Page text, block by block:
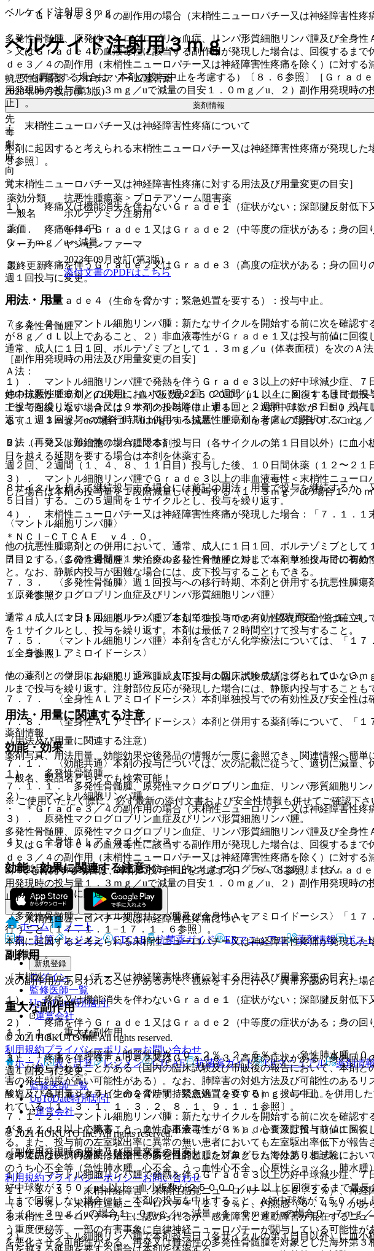
・ ＊Ｇｒａｄｅ３／４の副作用の場合（末梢性ニューロパチー又は神経障害性疼
多発性骨髄腫、原発性マクログロブリン血症、リンパ形質細胞リンパ腫及び全身
＞又はＧｒａｄｅ４の血液毒性に該当する副作用が発現した場合は、回復するま
ｄｅ３／４の副作用（末梢性ニューロパチー又は神経障害性疼痛を除く）に対す
u）でも再発する場合は、本剤の投与中止を考慮する）〔８．６参照〕［Ｇｒａ
用発現時の投与量１．３ｍｇ／uで減量の目安１．０ｍｇ／u、２）副作用発現時
止］。
・ 末梢性ニューロパチー又は神経障害性疼痛について
本剤に起因すると考えられる末梢性ニューロパチー又は神経障害性疼痛が発現し
３参照〕。
［末梢性ニューロパチー又は神経障害性疼痛に対する用法及び用量変更の目安］
１）． 疼痛又は機能消失を伴わないＧｒａｄｅ１（症状がない；深部腱反射低下
２）． 疼痛を伴うＧｒａｄｅ１又はＧｒａｄｅ２（中等度の症状がある；身の
０．７ｍｇ／uへ減量。
３）． 疼痛を伴うＧｒａｄｅ２又はＧｒａｄｅ３（高度の症状がある；身の回
週１回投与に変更。
４）． Ｇｒａｄｅ４（生命を脅かす；緊急処置を要する）：投与中止。
７．１．２． マントル細胞リンパ腫：新たなサイクルを開始する前に次を確認
が８ｇ／ｄＬ以上であること、２）非血液毒性がＧｒａｄｅ１又は投与前値に回復
［副作用発現時の用法及び用量変更の目安］
１）． マントル細胞リンパ腫で発熱を伴うＧｒａｄｅ３以上の好中球減少症、
好中球数が７５０／μＬ以上、血小板数が２５０００／μＬ以上に回復するまで最
上まで回復しない場合には、本剤の投与を中止すること、A好中球数が７５０／μ
る（１．３ｍｇ／uの場合１．０ｍｇ／uへ減量、１．０ｍｇ／uの場合０．７ｍｇ／
２）． マントル細胞リンパ腫で本剤投与日（各サイクルの第１日目以外）に血
日を越える延期を要する場合は本剤を休薬する。
３）． マントル細胞リンパ腫でＧｒａｄｅ３以上の非血液毒性＜末梢性ニュー
した場合は本剤の投与量を１段階減量して投与する（１．３ｍｇ／uの場合１．０
４）． 末梢性ニューロパチー又は神経障害性疼痛が発現した場合：「７．１．１
＊ＮＣＩ−ＣＴＣＡＥ ｖ４．０。
７．２． 〈多発性骨髄腫〉未治療の多発性骨髄腫に対し、本剤単独投与での有効
７．３． 〈多発性骨髄腫〉週１回投与への移行時期、本剤と併用する抗悪性腫
１．４参照〕。
７．４． 〈マントル細胞リンパ腫〉本剤単独投与での有効性及び安全性は確立し
７．５． 〈マントル細胞リンパ腫〉本剤を含むがん化学療法については、「１
１．５参照〕。
７．６． 〈マントル細胞リンパ腫〉皮下投与の臨床試験成績は得られていない。
７．７． 〈全身性ＡＬアミロイドーシス〉本剤単独投与での有効性及び安全性は
７．８． 〈全身性ＡＬアミロイドーシス〉本剤と併用する薬剤等について、「１
効能・効果
１）． 多発性骨髄腫。
２）． マントル細胞リンパ腫。
３）． 原発性マクログロブリン血症及びリンパ形質細胞リンパ腫。
４）． 全身性ＡＬアミロイドーシス。
効能・効果に関連する注意
（効能又は効果に関連する注意）
〈多発性骨髄腫、マントル細胞リンパ腫及び全身性ＡＬアミロイドーシス〉「１
行うこと〔１７．１．１−１７．１．６参照〕。
副作用
次の副作用があらわれることがあるので、観察を十分に行い、異常が認められた場
重大な副作用
１１．１． 重大な副作用
１１．１．１． 肺障害：間質性肺炎（０．２％、２．５％＊）、急性肺水腫（
＊）があらわれることがある（国内の臨床試験及び市販後の報告において、本剤
害の発生頻度が高い可能性がある）。なお、肺障害の対処方法及び可能性のある
酸塩及び高用量シタラビンの２４時間持続点滴（２０００ｍｇ／u／日）を併用し
れている〔１．３．１、１．３．２、８．１、９．１．１参照〕。
１１．１．２． 心障害：うっ血性心不全（１．３％）、心嚢液貯留（０．１％
る。また、投与前の左室駆出率に異常の無い患者においても左室駆出率低下が報
なっていない。再発又は難治性の多発性骨髄腫を対象とした海外第３相試験にお
のうち心不全等（急性肺水腫、心不全、うっ血性心不全、心原性ショック、肺水
１１．１．３． 末梢神経障害：末梢性感覚ニューロパチー（２８．２％）、神
（３．６％）、末梢性運動ニューロパチー（２．３％）、灼熱感（０．４％）が
る末梢性ニューロパチーが主に認められるが、感覚障害と運動障害が混在するニ
う重度便秘等、一部の有害事象に自律神経ニューロパチーが関与している可能性
を悪化させる可能性がある。再発又は難治性の多発性骨髄腫を対象とした海外第
ベルケイド注射用３ｍｇ
ベルケイド注射用３ｍｇ
抗悪性腫瘍薬 > プロテアソーム阻害薬
2023年09月改訂(第3版)
薬剤情報
先
毒
劇
麻
向
覚
薬効分類
抗悪性腫瘍薬 > プロテアソーム阻害薬
一般名
ボルテゾミブ注射用
薬価
66114円
メーカー
ヤンセンファーマ
最終更新
2023年09月改訂(第3版)
添付文書のPDFはこちら
用法・用量
〈多発性骨髄腫〉
通常、成人に１日１回、ボルテゾミブとして１．３ｍｇ／u（体表面積）を次のＡ
Ａ法：
他の抗悪性腫瘍剤との併用において、週２回、２週間（１、４、８、１１日目）
で投与を繰り返す。３又は９サイクル以降は、週１回、２週間（１、８日目）投
返す。週１回投与への移行時期は併用する抗悪性腫瘍剤を考慮して選択すること。
Ｂ法（再発又は難治性の場合に限る）：
週２回、２週間（１、４、８、１１日目）投与した後、１０日間休薬（１２〜２１
８サイクルを超えて継続投与する場合には前記の用法・用量で投与を継続するか
５日目）する。この５週間を１サイクルとし、投与を繰り返す。
〈マントル細胞リンパ腫〉
他の抗悪性腫瘍剤との併用において、通常、成人に１日１回、ボルテゾミブとし
日目）する。この３週間を１サイクルとし、６サイクルまで（６サイクル目に初
と。なお、静脈内投与が困難な場合には、皮下投与することもできる。
〈原発性マクログロブリン血症及びリンパ形質細胞リンパ腫〉
通常、成人に１日１回、ボルテゾミブとして１．３ｍｇ／u（体表面積）を１、４
を１サイクルとし、投与を繰り返す。本剤は最低７２時間空けて投与すること。
〈全身性ＡＬアミロイドーシス〉
他の薬剤との併用において、通常、成人に１日１回、ボルテゾミブとして１．３
ルまで投与を繰り返す。注射部位反応が発現した場合には、静脈内投与することも
用法・用量に関連する注意
（用法及び用量に関連する注意）
７．１． 〈効能共通〉本剤の投与については、次の記載に従って、適切に減量、
７．１．１． 多発性骨髄腫、原発性マクログロブリン血症、リンパ形質細胞リン
・ ＊Ｇｒａｄｅ３／４の副作用の場合（末梢性ニューロパチー又は神経障害性疼
多発性骨髄腫、原発性マクログロブリン血症、リンパ形質細胞リンパ腫及び全身
＞又はＧｒａｄｅ４の血液毒性に該当する副作用が発現した場合は、回復するま
ｄｅ３／４の副作用（末梢性ニューロパチー又は神経障害性疼痛を除く）に対す
u）でも再発する場合は、本剤の投与中止を考慮する）〔８．６参照〕［Ｇｒａ
用発現時の投与量１．３ｍｇ／uで減量の目安１．０ｍｇ／u、２）副作用発現時
止］。
・ 末梢性ニューロパチー又は神経障害性疼痛について
本剤に起因すると考えられる末梢性ニューロパチー又は神経障害性疼痛が発現し
３参照〕。
［末梢性ニューロパチー又は神経障害性疼痛に対する用法及び用量変更の目安］
１）． 疼痛又は機能消失を伴わないＧｒａｄｅ１（症状がない；深部腱反射低下
２）． 疼痛を伴うＧｒａｄｅ１又はＧｒａｄｅ２（中等度の症状がある；身の
０．７ｍｇ／uへ減量。
３）． 疼痛を伴うＧｒａｄｅ２又はＧｒａｄｅ３（高度の症状がある；身の回
週１回投与に変更。
４）． Ｇｒａｄｅ４（生命を脅かす；緊急処置を要する）：投与中止。
７．１．２． マントル細胞リンパ腫：新たなサイクルを開始する前に次を確認
が８ｇ／ｄＬ以上であること、２）非血液毒性がＧｒａｄｅ１又は投与前値に回復
［副作用発現時の用法及び用量変更の目安］
１）． マントル細胞リンパ腫で発熱を伴うＧｒａｄｅ３以上の好中球減少症、７
好中球数が７５０／μＬ以上、血小板数が２５０００／μＬ以上に回復するまで最
上まで回復しない場合には、本剤の投与を中止すること、A好中球数が７５０／
る（１．３ｍｇ／uの場合１．０ｍｇ／uへ減量、１．０ｍｇ／uの場合０．７ｍｇ
２）． マントル細胞リンパ腫で本剤投与日（各サイクルの第１日目以外）に血
日を越える延期を要する場合は本剤を休薬する。
薬剤情報
薬剤写真、用法用量、効能効果や後発品の情報が一度に参照でき、関連情報へ簡単
一般名、製品名どちらでも検索可能！
※ ご使用いただく際に、必ず最新の添付文書および安全性情報も併せてご確認下さ
※本製品は疾病の診断・治療・予防を目的としたプログラムではありません。
ホーム
ノート
表・計算
レジメン CTCAE 抗菌薬ガイド ERマニュアル 薬剤情報 ポス
新規登録
ログイン
監修医師一覧
UpToDate特別割引
運営会社
© 2021 HOKUTO Inc. All rights reserved.
利用規約プライバシーポリシーお問い合わせ
ホーム
表・計算 レジメン CTCAE 抗菌薬ガイド ERマニュアル 薬剤情
監修医師一覧
UpToDate特別割引
運営会社
© 2021 HOKUTO Inc. All rights reserved.
※本製品は疾病の診断・治療・予防を目的としたプログラムではありません。
利用規約プライバシーポリシーお問い合わせ